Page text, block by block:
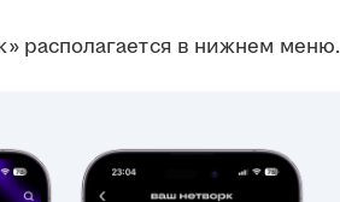
располагается в нижнем меню.